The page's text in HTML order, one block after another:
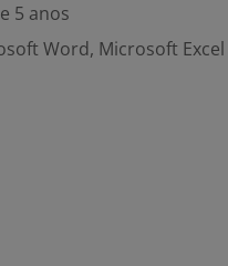
5 anos
Word, Microsoft Excel